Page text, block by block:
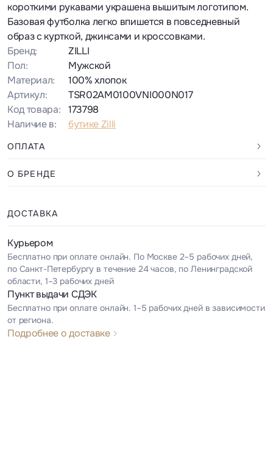
короткими рукавами украшена вышитым логотипом.
Базовая футболка легко впишется в повседневный
образ с курткой, джинсами и кроссовками.
Бренд:
ZILLI
Пол:
Мужской
Материал:
100% хлопок
Артикул:
TSR02AM0100VNI000N017
Код товара:
173798
Наличие в:
бутике Zilli
ОПЛАТА
О БРЕНДЕ
ДОСТАВКА
Курьером
Бесплатно при оплате онлайн. По Москве 2–5 рабочих дней,
по Санкт-Петербургу в течение 24 часов, по Ленинградской
области, 1–3 рабочих дней
Пункт выдачи СДЭК
Бесплатно при оплате онлайн. 1–5 рабочих дней в зависимости
от региона.
Подробнее о доставке